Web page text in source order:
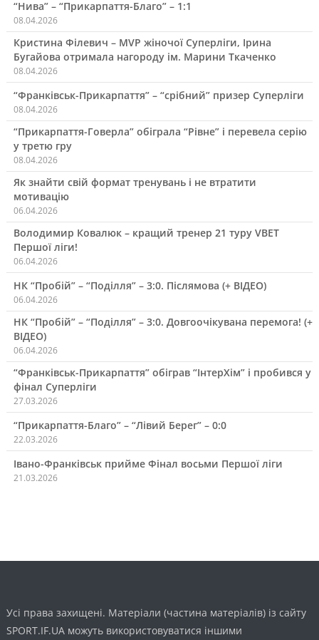
“Нива” – “Прикарпаття-Благо” – 1:1
08.04.2026
Кристина Філевич – MVP жіночої Суперліги, Ірина
Бугайова отримала нагороду ім. Марини Ткаченко
08.04.2026
“Франківськ-Прикарпаття” – “срібний” призер Суперліги
08.04.2026
“Прикарпаття-Говерла” обіграла “Рівне” і перевела серію
у третю гру
08.04.2026
Як знайти свій формат тренувань і не втратити
мотивацію
06.04.2026
Володимир Ковалюк – кращий тренер 21 туру VBET
Першої ліги!
06.04.2026
НК “Пробій” – “Поділля” – 3:0. Післямова (+ ВІДЕО)
06.04.2026
НК “Пробій” – “Поділля” – 3:0. Довгоочікувана перемога! (+
ВІДЕО)
06.04.2026
“Франківськ-Прикарпаття” обіграв “ІнтерХім” і пробився у
фінал Суперліги
27.03.2026
“Прикарпаття-Благо” – “Лівий Берег” – 0:0
22.03.2026
Івано-Франківськ прийме Фінал восьми Першої ліги
21.03.2026
Усі права захищені. Матеріали (частина матеріалів) із сайту
SPORT.IF.UA можуть використовуватися іншими